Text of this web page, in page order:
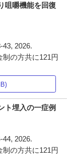
咀嚼機能を回復
43, 2026.
の方共に121円
ト埋入の一症例
44, 2026.
の方共に121円